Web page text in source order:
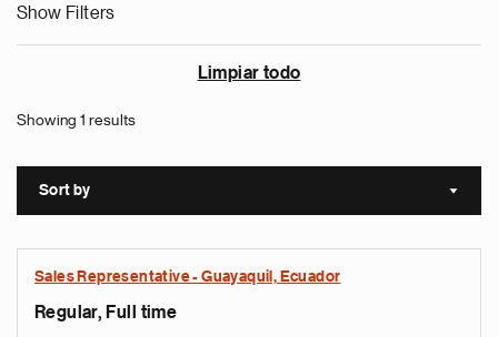
Show Filters
Limpiar todo
Showing 1 results
Sort by Sort
Sales Representative - Guayaquil, Ecuador
Regular, Full time